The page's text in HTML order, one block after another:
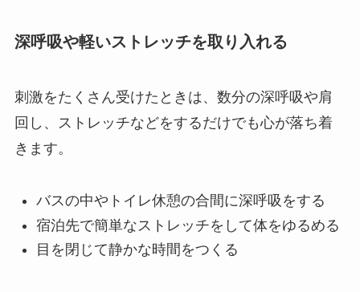
深呼吸や軽いストレッチを取り入れる
刺激をたくさん受けたときは、数分の深呼吸や肩
回し、ストレッチなどをするだけでも心が落ち着
きます。
バスの中やトイレ休憩の合間に深呼吸をする
宿泊先で簡単なストレッチをして体をゆるめる
目を閉じて静かな時間をつくる